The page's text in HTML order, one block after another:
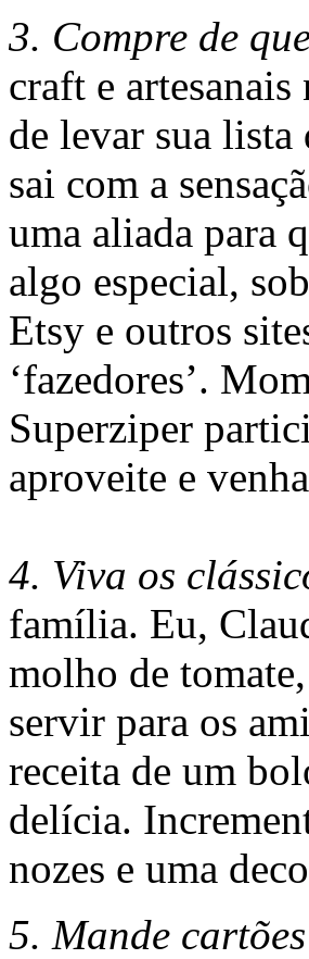
3. Compre de
craft e
de levar sua lista
sai com a
uma aliada para
algo especial,
Etsy e outros
‘fazedores’.
Superziper
aproveite e
4. Viva os
família. Eu,
molho de
servir para os
receita de um
delícia.
nozes e uma
5. Mande